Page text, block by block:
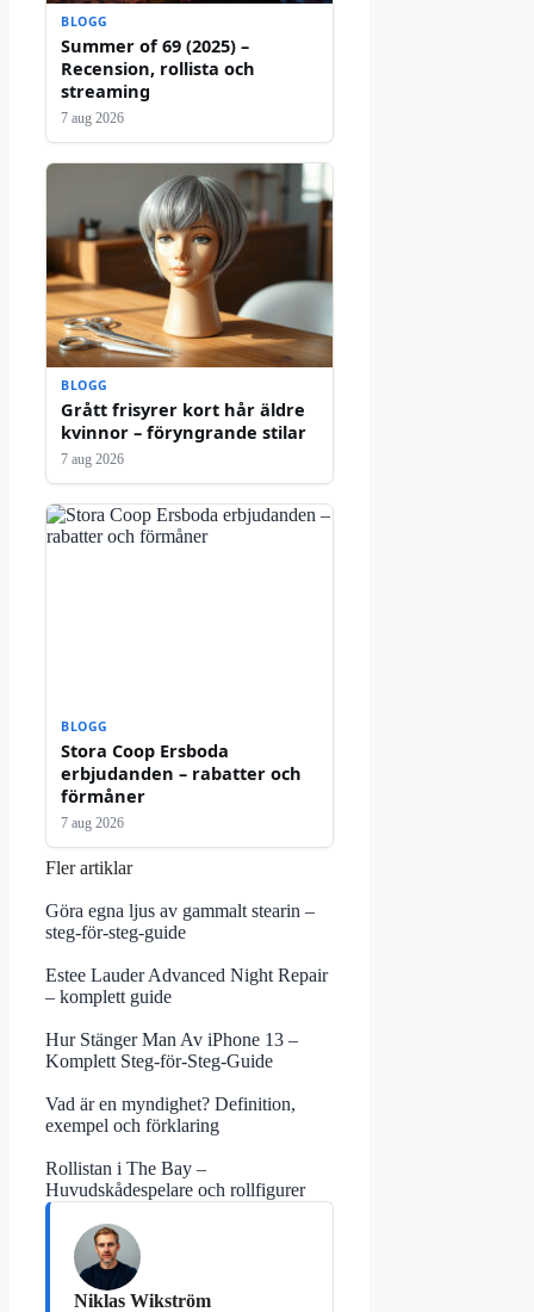
BLOGG
Summer of 69 (2025) –
Recension, rollista och
streaming
7 aug 2026
BLOGG
Grått frisyrer kort hår äldre
kvinnor – föryngrande stilar
7 aug 2026
BLOGG
Stora Coop Ersboda
erbjudanden – rabatter och
förmåner
7 aug 2026
Fler artiklar
Göra egna ljus av gammalt stearin –
steg-för-steg-guide
Estee Lauder Advanced Night Repair
– komplett guide
Hur Stänger Man Av iPhone 13 –
Komplett Steg-för-Steg-Guide
Vad är en myndighet? Definition,
exempel och förklaring
Rollistan i The Bay –
Huvudskådespelare och rollfigurer
Niklas Wikström